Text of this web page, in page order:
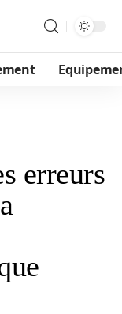
erreurs